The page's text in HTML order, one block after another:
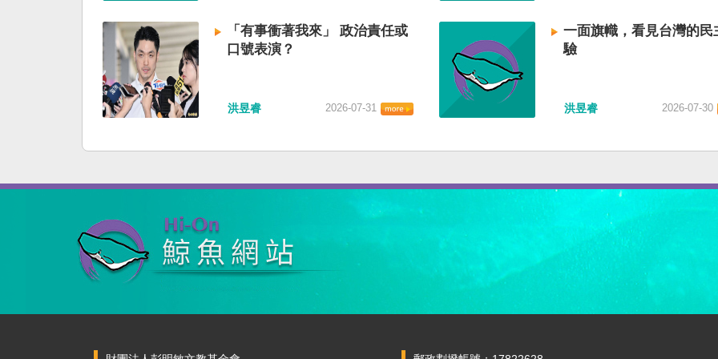
「有事衝著我來」 政治責任或
口號表演？
洪昱睿 2026-07-31
一面旗幟，看見台灣的民
驗
洪昱睿 2026-07-30